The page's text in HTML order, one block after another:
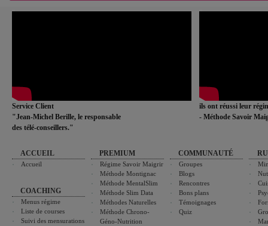
Service Client
"Jean-Michel Berille, le responsable
des télé-conseillers."
ils ont réussi leur
- Méthode Savoir
ACCUEIL
Accueil
COACHING
Menus régime
Liste de courses
Suivi des mensurations
PREMIUM
Régime Savoir Maigrir
Méthode Montignac
Méthode MentalSlim
Méthode Slim Data
Méthodes Naturelles
Méthode Chrono-
Géno-Nutrition
COMMUNAUTÉ
Groupes
Blogs
Rencontres
Bons plans
Témoignages
Quiz